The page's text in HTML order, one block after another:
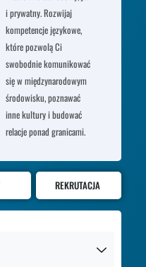
i prywatny. Rozwijaj
kompetencje językowe,
które pozwolą Ci
swobodnie komunikować
się w międzynarodowym
środowisku, poznawać
inne kultury i budować
relacje ponad granicami.
REKRUTACJA